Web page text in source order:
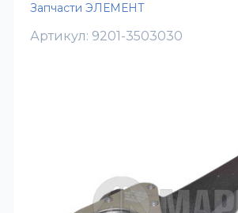
Запчасти ЭЛЕМЕНТ
Артикул: 9201-3503030